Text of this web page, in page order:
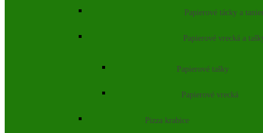
Papierové tácky a
Papierové vrecká a
Papierové tašky
Papierové vrecká
Pizza krabice